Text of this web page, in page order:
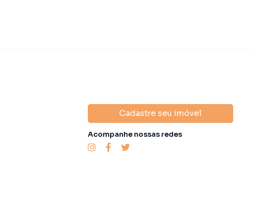
Cadastre seu imóvel
Acompanhe nossas redes